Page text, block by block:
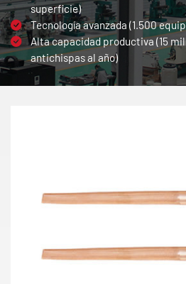
superficie)
Tecnología avanzada (1.500
Alta capacidad productiva (15
antichispas al año)